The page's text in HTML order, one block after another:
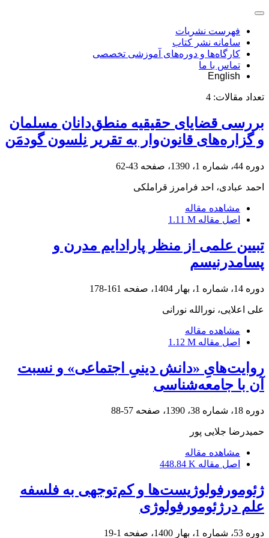
فهرست نشریات
سامانه نشر کتاب
کارگاه‌ها و دوره‌های آموزشی تخصصی
تماس با ما
English
تعداد مقالات: 4
بررسی قضایای حقیقیه منطق‌دانان مسلمان
و گزاره‌های قانون‌وار به تقریر نِلسون گودمَن
دوره 44، شماره 1، 1390، صفحه 43-62
احمد عبادی، احد فرامرز قراملکی
مشاهده مقاله
اصل مقاله 1.11 M
تبیین علمی از منظر پارادایم مدرن و
پسامدرنیسم
دوره 14، شماره 1، بهار 1404، صفحه 161-178
علی اعلایی، نورالله نورانی
مشاهده مقاله
اصل مقاله 1.12 M
روایت‌هایِ «دانش دینیِ اجتماعی» و نسبت
آن با جامعه‌شناسی
دوره 18، شماره 38، 1390، صفحه 57-88
حمیدرضا جلایی پور
مشاهده مقاله
اصل مقاله 448.84 K
ژئومورفولوژیست‌ها و کم‌توجهی به فلسفه
علم درژئومورفولوژی
دوره 53، شماره 1، بهار 1400، صفحه 1-19